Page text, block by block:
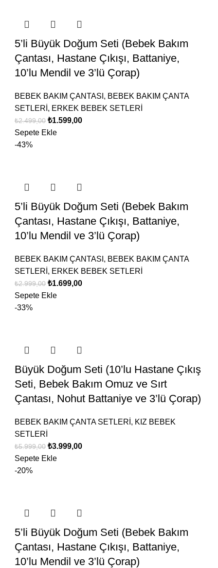
5’li Büyük Doğum Seti (Bebek Bakım
Çantası, Hastane Çıkışı, Battaniye,
10’lu Mendil ve 3’lü Çorap)
BEBEK BAKIM ÇANTASI , BEBEK BAKIM ÇANTA
SETLERİ , ERKEK BEBEK SETLERİ
₺2.499,00 ₺1.599,00
Sepete Ekle
-43%
5’li Büyük Doğum Seti (Bebek Bakım
Çantası, Hastane Çıkışı, Battaniye,
10’lu Mendil ve 3’lü Çorap)
BEBEK BAKIM ÇANTASI , BEBEK BAKIM ÇANTA
SETLERİ , ERKEK BEBEK SETLERİ
₺2.999,00 ₺1.699,00
Sepete Ekle
-33%
Büyük Doğum Seti (10’lu Hastane Çıkış
Seti, Bebek Bakım Omuz ve Sırt
Çantası, Nohut Battaniye ve 3’lü Çorap)
BEBEK BAKIM ÇANTA SETLERİ , KIZ BEBEK
SETLERİ
₺5.999,00 ₺3.999,00
Sepete Ekle
-20%
5’li Büyük Doğum Seti (Bebek Bakım
Çantası, Hastane Çıkışı, Battaniye,
10’lu Mendil ve 3’lü Çorap)